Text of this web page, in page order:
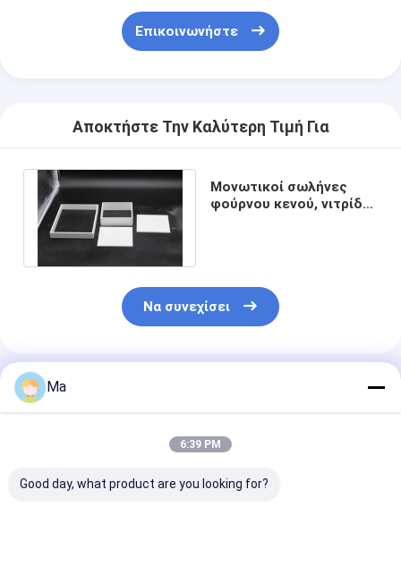
Επικοινωνήστε
Αποκτήστε Την Καλύτερη Τιμή Για
Μονωτικοί σωλήνες
φούρνου κενού, νιτρίδιο
Να συνεχίσει
Συνιστώμενα Προϊόντα
Ma
6:39 PM
Good day, what product are you looking for?